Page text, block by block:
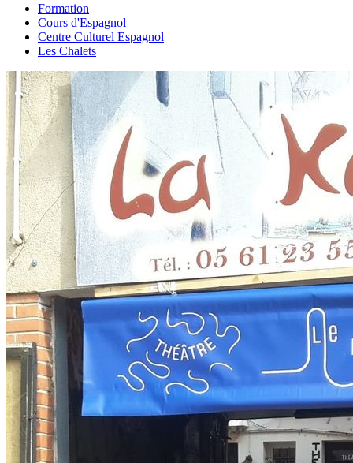
Formation
Cours d'Espagnol
Centre Culturel Espagnol
Les Chalets